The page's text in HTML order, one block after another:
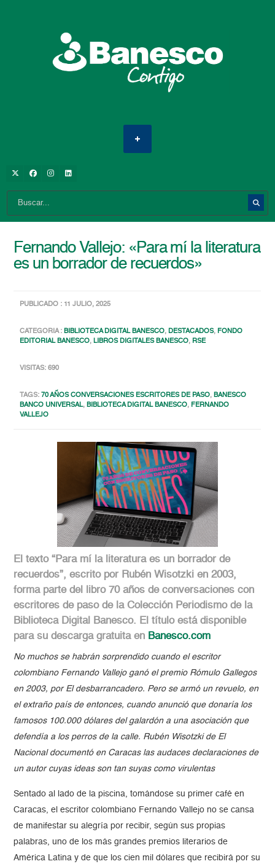
Fernando Vallejo: «Para mí la literatura
es un borrador de recuerdos»
PUBLICADO : 11 JULIO, 2025
CATEGORIA :BIBLIOTECA DIGITAL BANESCO,DESTACADOS, FONDO
EDITORIAL BANESCO,LIBROS DIGITALES BANESCO, RSE
VISITAS: 690
TAGS: 70 AÑOS CONVERSACIONES ESCRITORES DE PASO,BANESCO
BANCO UNIVERSAL,BIBLIOTECA DIGITAL BANESCO, FERNANDO
VALLEJO
El texto “Para mí la literatura es un borrador de
recuerdos”, escrito por Rubén Wisotzki en 2003,
forma parte del libro 70 años de conversaciones con
escritores de paso de la Colección Periodismo de la
Biblioteca Digital Banesco. El título está disponible
para su descarga gratuita en Banesco.com
No muchos se habrán sorprendido cuando el escritor
colombiano Fernando Vallejo ganó el premio Rómulo Gallegos
en 2003, por El desbarrancadero. Pero se armó un revuelo, en
el extraño país de entonces, cuando anunció que donaría los
famosos 100.000 dólares del galardón a una asociación que
defendía a los perros de la calle. Rubén Wisotzki de El
Nacional documentó en Caracas las audaces declaraciones de
un autor cuyas ideas son tan suyas como virulentas
Sentado al lado de la piscina, tomándose su primer café en
Caracas, el escritor colombiano Fernando Vallejo no se cansa
de manifestar su alegría por recibir, según sus propias
palabras, uno de los más grandes premios literarios de
América Latina y de que los cien mil dólares que recibirá por su